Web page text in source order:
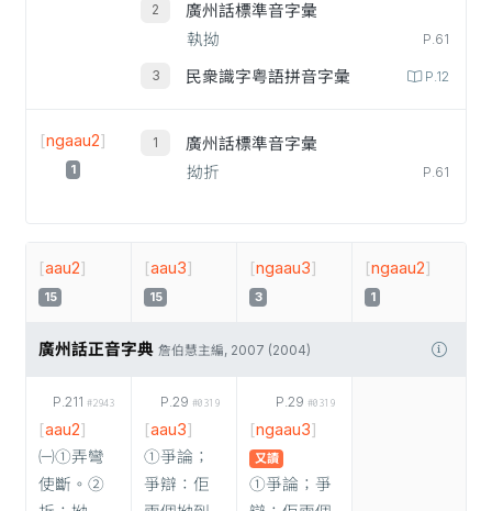
廣州話標準音字彙
執拗
P.61
民衆識字粤語拼音字彙 P.12
[ngaau2]
1
廣州話標準音字彙
拗折
P.61
[aau2]
15
[aau3]
15
[ngaau3]
3
[ngaau2]
1
廣州話正音字典 詹伯慧主編, 2007 (2004)
P.211 #2943
[aau2]
㈠①弄彎
使斷。②
P.29 #0319
[aau3]
①爭論；
爭辯：佢
P.29 #0319
[ngaau3]
又讀
①爭論；爭